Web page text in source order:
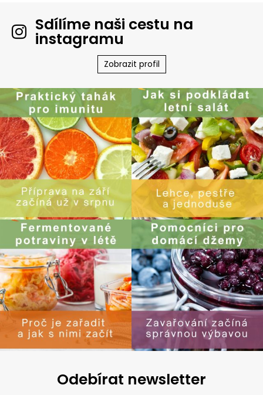
Sdílíme naši cestu na
instagramu
Zobrazit profil
Odebírat newsletter